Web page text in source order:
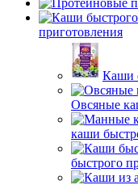
приготовления
Каши
Овсяные
каши
быстрого